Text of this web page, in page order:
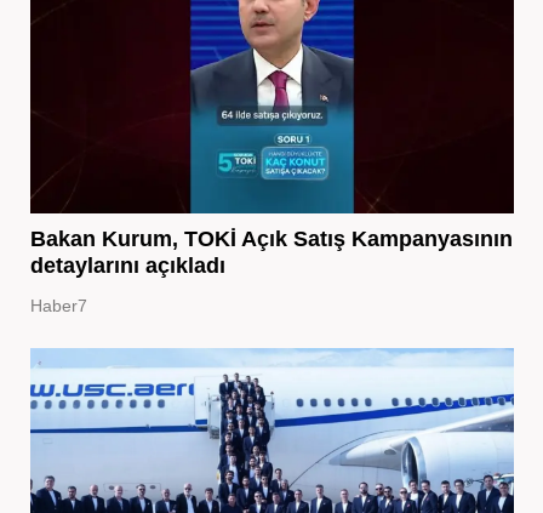
Bakan Kurum, TOKİ Açık Satış Kampanyasının
detaylarını açıkladı
Haber7